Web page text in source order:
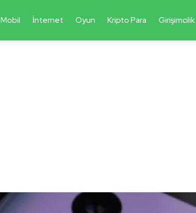
Mobil İnternet Oyun Kripto Para Girişimcilik